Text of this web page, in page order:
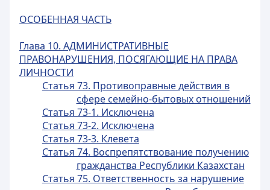
ОСОБЕННАЯ ЧАСТЬ
Глава 10. АДМИНИСТРАТИВНЫЕ
ПРАВОНАРУШЕНИЯ, ПОСЯГАЮЩИЕ НА ПРАВА
ЛИЧНОСТИ
Статья 73. Противоправные действия в
сфере семейно-бытовых отношений
Статья 73-1. Исключена
Статья 73-2. Исключена
Статья 73-3. Клевета
Статья 74. Воспрепятствование получению
гражданства Республики Казахстан
Статья 75. Ответственность за нарушение